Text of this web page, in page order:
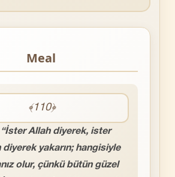
Meal
﴾110﴿
“İster Allah diyerek, ister
diyerek yakarın; hangisiyle
olur, çünkü bütün güzel